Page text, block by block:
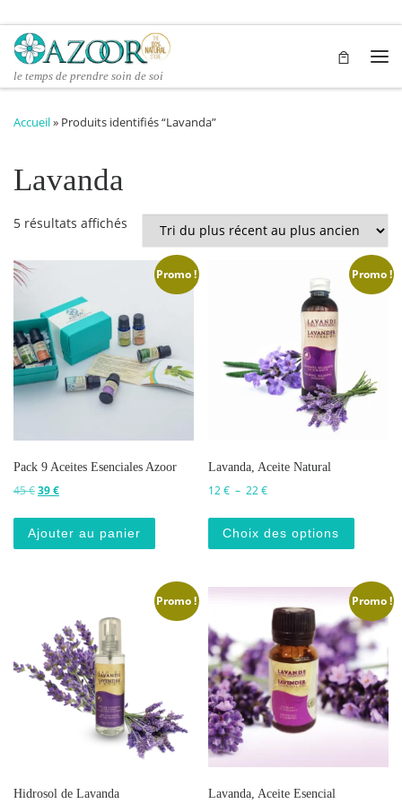
Passer au contenu
le temps de prendre soin de soi
Accueil» Produits identifiés “Lavanda”
Lavanda
5 résultats affichés Trié du plus récent au plus ancien
Promo !
Pack 9 Aceites Esenciales Azoor
45€Le prix initial était : 45 €.
39€Le prix actuel est : 39 €.
Ajouter au panier
Promo !
Lavanda, Aceite Natural
12€ – 22€Plage de prix : 12 € à 22 €
Choix des options
Promo !
Hidrosol de Lavanda
Promo !
Lavanda, Aceite Esencial